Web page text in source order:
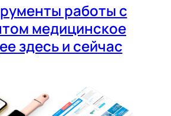
работы с
медицинское
здесь и сейчас